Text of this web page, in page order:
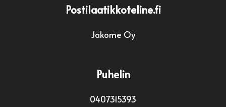
Postilaatikkoteline.fi
Jakome Oy
Puhelin
0407315393